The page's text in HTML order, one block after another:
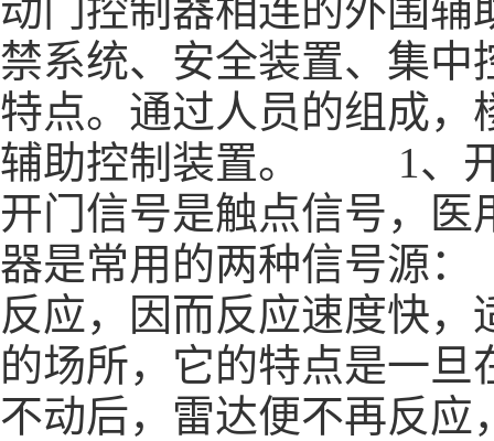
动门控制器相连的外围
禁系统、安全装置、集中
特点。通过人员的组成，
辅助控制装置。 1、
开门信号是触点信号，
医
器是常用的两种信号源
反应，因而反应速度快
的场所，它的特点是一
不动后，雷达便不再反